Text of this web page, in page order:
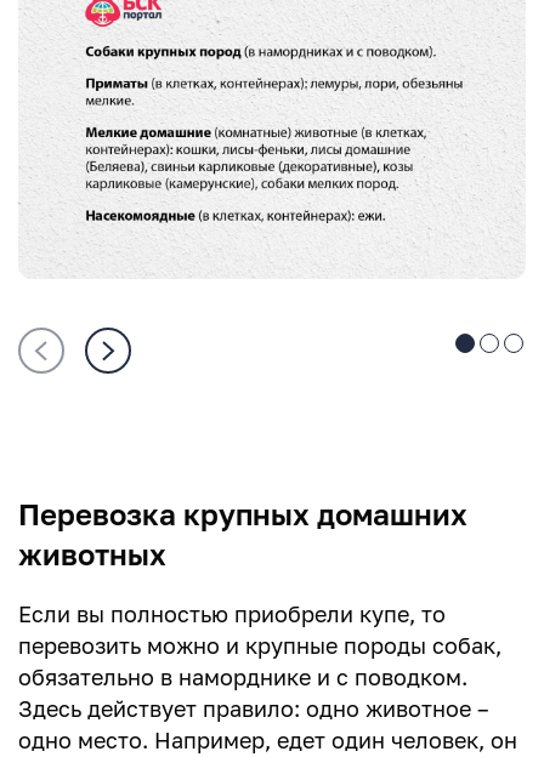
Перевозка крупных домашних
животных
Если вы полностью приобрели купе, то
перевозить можно и крупные породы собак,
обязательно в наморднике и с поводком.
Здесь действует правило: одно животное –
одно место. Например, едет один человек, он